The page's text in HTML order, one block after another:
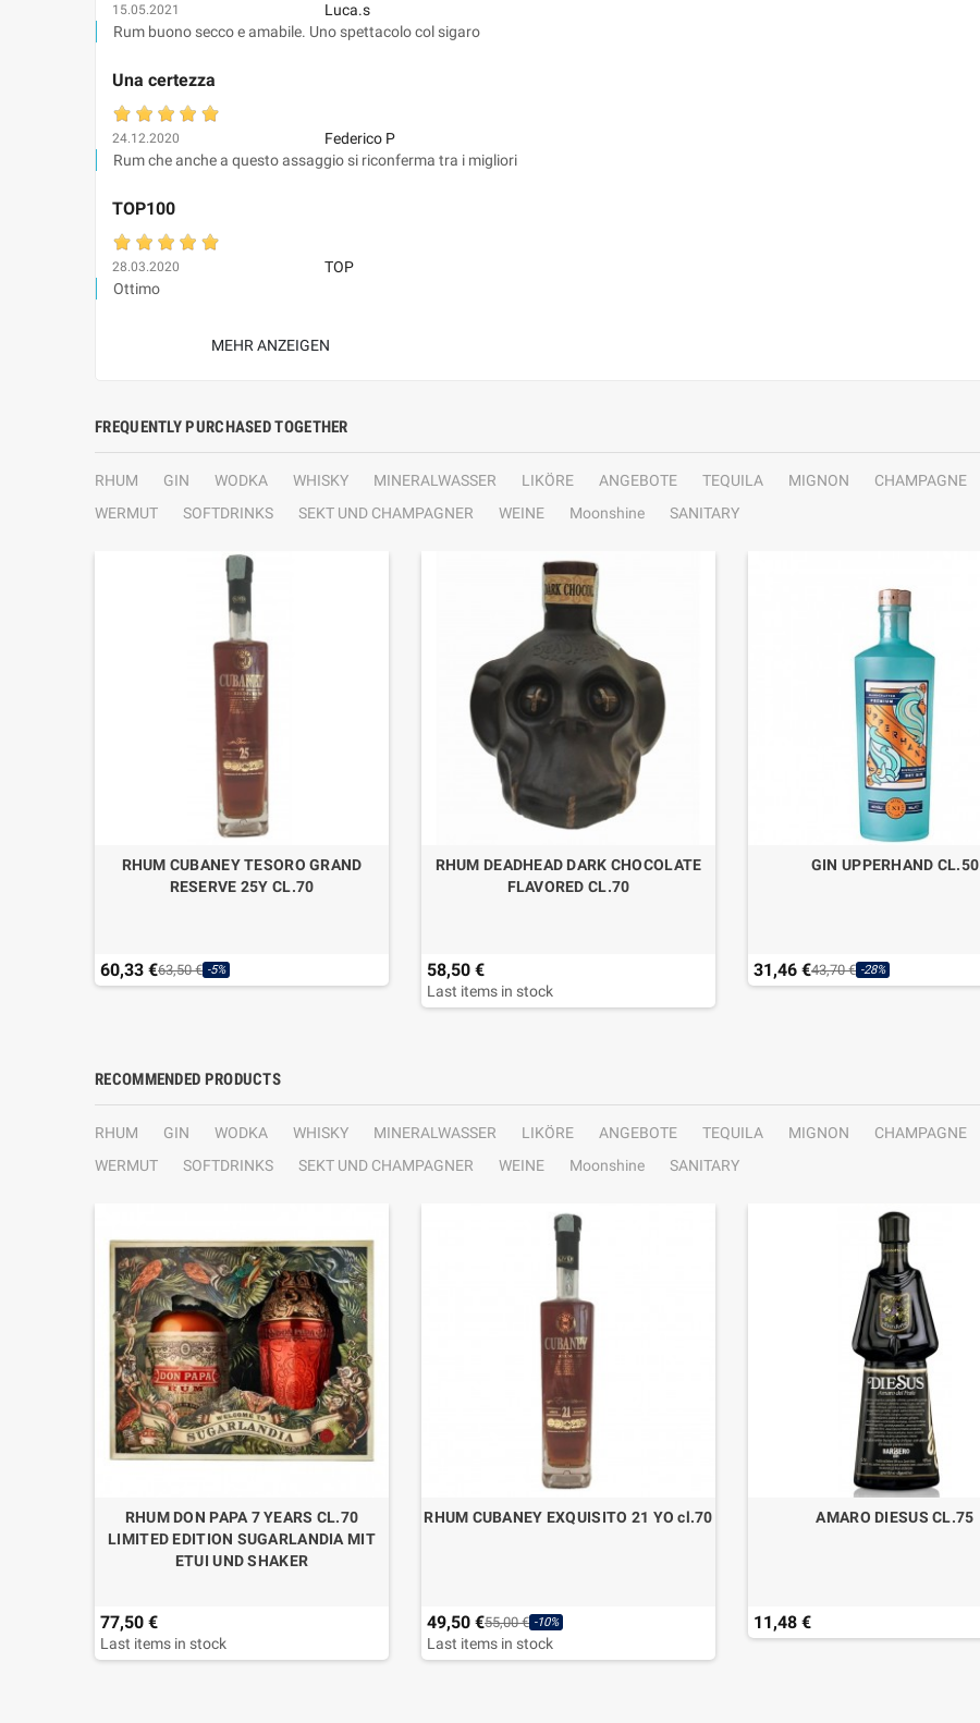
15.05.2021
Luca.s
Rum buono secco e amabile. Uno spettacolo col sigaro
Una certezza
24.12.2020
Federico P
Rum che anche a questo assaggio si riconferma tra i migliori
TOP100
28.03.2020
TOP
Ottimo
MEHR ANZEIGEN
FREQUENTLY PURCHASED TOGETHER
RHUM GIN WODKA WHISKY MINERALWASSER LIKÖRE ANGEBOTE TEQUILA MIGNON CHAMPAGNE
WERMUT
SOFTDRINKS SEKT UND CHAMPAGNER WEINE Moonshine SANITARY
RHUM CUBANEY TESORO GRAND
RESERVE 25Y CL.70
60,33 €63,50 € -5%
RHUM DEADHEAD DARK CHOCOLATE
FLAVORED CL.70
58,50 €
Last items in stock
GIN UPPERHAND CL.50
31,46 €43,70 € -28%
RECOMMENDED PRODUCTS
RHUM GIN WODKA WHISKY MINERALWASSER LIKÖRE ANGEBOTE TEQUILA MIGNON CHAMPAGNE
WERMUT
SOFTDRINKS SEKT UND CHAMPAGNER WEINE Moonshine SANITARY
RHUM DON PAPA 7 YEARS CL.70
LIMITED EDITION SUGARLANDIA MIT
ETUI UND SHAKER
77,50 €
Last items in stock
RHUM CUBANEY EXQUISITO 21 YO cl.70
49,50 €55,00 € -10%
Last items in stock
AMARO DIESUS CL.75
11,48 €